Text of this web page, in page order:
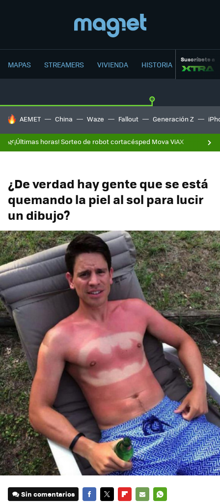
MAPAS STREAMERS VIVIENDA HISTORIA Suscríbete a
HOY SE HABLA DE
AEMET China Waze Fallout Generación Z
🌿¡Últimas horas! Sorteo de robot cortacésped Mova ViAX
¿De verdad hay gente que se está
quemando la piel al sol para lucir
un dibujo?
Sin comentarios